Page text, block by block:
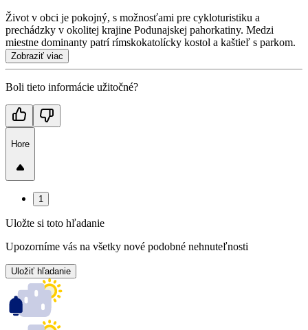
Život v obci je pokojný, s možnosťami pre cykloturistiku a
prechádzky v okolitej krajine Podunajskej pahorkatiny. Medzi
miestne dominanty patrí rímskokatolícky kostol a kaštieľ s parkom.
Zobraziť viac
Boli tieto informácie užitočné?
Hore
1
Uložte si toto hľadanie
Upozorníme vás na všetky nové podobné nehnuteľnosti
Uložiť hľadanie